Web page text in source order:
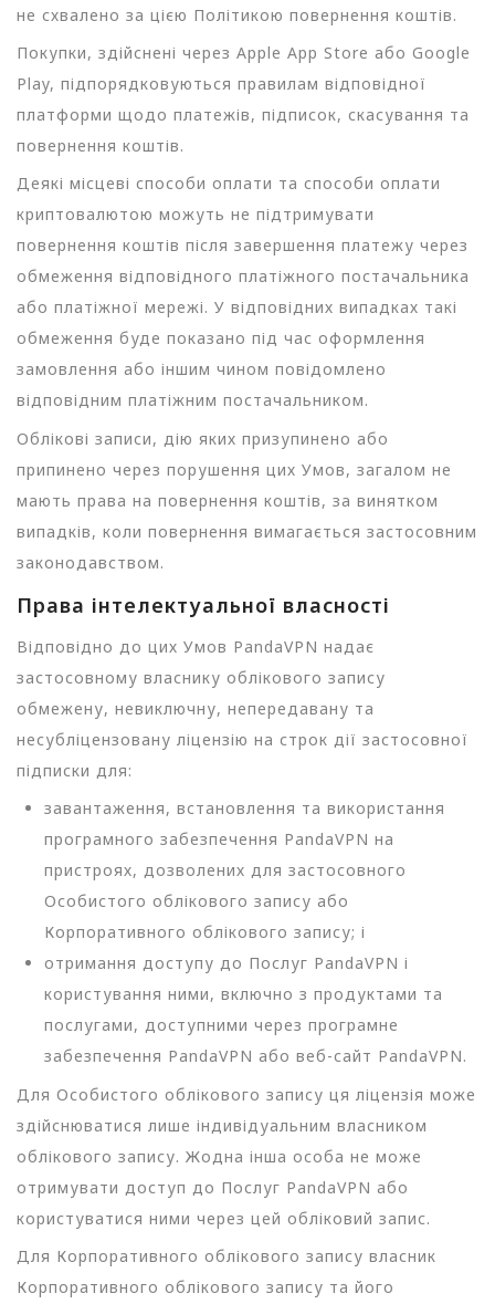
не схвалено за цією Політикою повернення коштів.
Покупки, здійснені через Apple App Store або Google
Play, підпорядковуються правилам відповідної
платформи щодо платежів, підписок, скасування та
повернення коштів.
Деякі місцеві способи оплати та способи оплати
криптовалютою можуть не підтримувати
повернення коштів після завершення платежу через
обмеження відповідного платіжного постачальника
або платіжної мережі. У відповідних випадках такі
обмеження буде показано під час оформлення
замовлення або іншим чином повідомлено
відповідним платіжним постачальником.
Облікові записи, дію яких призупинено або
припинено через порушення цих Умов, загалом не
мають права на повернення коштів, за винятком
випадків, коли повернення вимагається застосовним
законодавством.
Права інтелектуальної власності
Відповідно до цих Умов PandaVPN надає
застосовному власнику облікового запису
обмежену, невиключну, непередавану та
несубліцензовану ліцензію на строк дії застосовної
підписки для:
завантаження, встановлення та використання
програмного забезпечення PandaVPN на
пристроях, дозволених для застосовного
Особистого облікового запису або
Корпоративного облікового запису; і
отримання доступу до Послуг PandaVPN і
користування ними, включно з продуктами та
послугами, доступними через програмне
забезпечення PandaVPN або веб-сайт PandaVPN.
Для Особистого облікового запису ця ліцензія може
здійснюватися лише індивідуальним власником
облікового запису. Жодна інша особа не може
отримувати доступ до Послуг PandaVPN або
користуватися ними через цей обліковий запис.
Для Корпоративного облікового запису власник
Корпоративного облікового запису та його